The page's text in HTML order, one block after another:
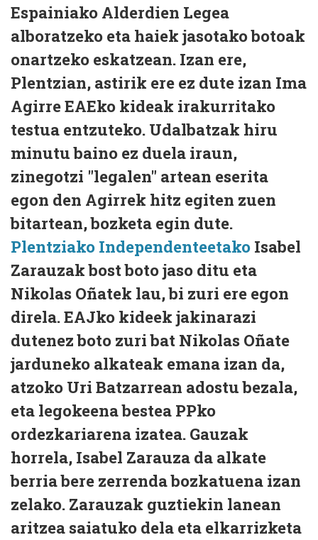
Espainiako Alderdien Legea
alboratzeko eta haiek jasotako botoak
onartzeko eskatzean. Izan ere,
Plentzian, astirik ere ez dute izan Ima
Agirre EAEko kideak irakurritako
testua entzuteko. Udalbatzak hiru
minutu baino ez duela iraun,
zinegotzi "legalen" artean eserita
egon den Agirrek hitz egiten zuen
bitartean, bozketa egin dute.
Plentziako Independenteetako Isabel
Zarauzak bost boto jaso ditu eta
Nikolas Oñatek lau, bi zuri ere egon
direla. EAJko kideek jakinarazi
dutenez boto zuri bat Nikolas Oñate
jarduneko alkateak emana izan da,
atzoko Uri Batzarrean adostu bezala,
eta legokeena bestea PPko
ordezkariarena izatea. Gauzak
horrela, Isabel Zarauza da alkate
berria bere zerrenda bozkatuena izan
zelako. Zarauzak guztiekin lanean
aritzea saiatuko dela eta elkarrizketa